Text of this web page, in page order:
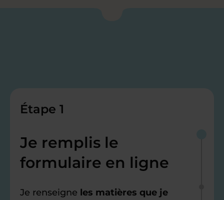
Étape 1
Je remplis le
formulaire en ligne
Je renseigne les matières que je